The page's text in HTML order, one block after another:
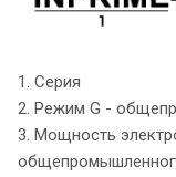
1. Серия
2. Режим G -
3. Мощность